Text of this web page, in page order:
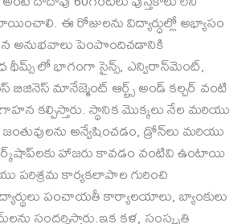
ఈ రోజులను విద్యార్ధుల్లో అభ్యాసం
అనుభవాలు పెంపొందిచడానికి
థీమ్స్ లో భాగంగా సైన్స్, ఎన్విరాన్‌మెంట్,
బిజినెస్ మానేజ్మెంట్ ఆర్ట్స్ అండ్ కల్చర్ వంటి
కల్పిస్తారు. స్థానిక మొక్కలు నేల మరియు
అన్వేషించడం, డ్రోన్‌లు మరియు
హాజరు కావడం వంటివి ఉంటాయి
పరిశ్రమ కార్యకలాపాల గురించి
పంచాయతీ కార్యాలయాలు, బ్యాంకులు
సందర్శిస్తారు.ఇక కళ, సంస్కృతి